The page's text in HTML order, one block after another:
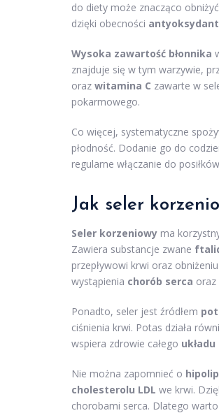
do diety może znacząco
dzięki obecności
Wysoka zawartość błonnika
znajduje się w tym warzywie,
oraz witamina C zawarte w
pokarmowego.
Co więcej, systematyczne
płodność. Dodanie go do
regularne włączanie do
Jak seler
Seler korzeniowy ma
Zawiera substancje zwane
przepływowi krwi oraz obniżeniu
wystąpienia chorób serca oraz
Ponadto, seler jest źródłem
ciśnienia krwi. Potas działa
wspiera zdrowie całego
Nie można zapomnieć o
cholesterolu LDL we krwi.
chorobami serca. Dlatego